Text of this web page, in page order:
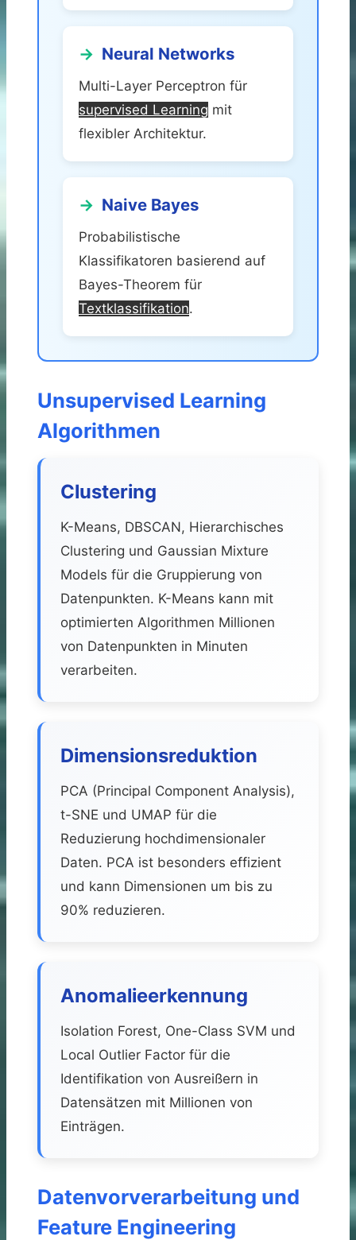
Neural Networks
Multi-Layer Perceptron für
supervised Learning mit
flexibler Architektur.
Naive Bayes
Probabilistische
Klassifikatoren basierend auf
Bayes-Theorem für
Textklassifikation.
Unsupervised Learning
Algorithmen
Clustering
K-Means, DBSCAN, Hierarchisches
Clustering und Gaussian Mixture
Models für die Gruppierung von
Datenpunkten. K-Means kann mit
optimierten Algorithmen Millionen
von Datenpunkten in Minuten
verarbeiten.
Dimensionsreduktion
PCA (Principal Component Analysis),
t-SNE und UMAP für die
Reduzierung hochdimensionaler
Daten. PCA ist besonders effizient
und kann Dimensionen um bis zu
90% reduzieren.
Anomalieerkennung
Isolation Forest, One-Class SVM und
Local Outlier Factor für die
Identifikation von Ausreißern in
Datensätzen mit Millionen von
Einträgen.
Datenvorverarbeitung und
Feature Engineering